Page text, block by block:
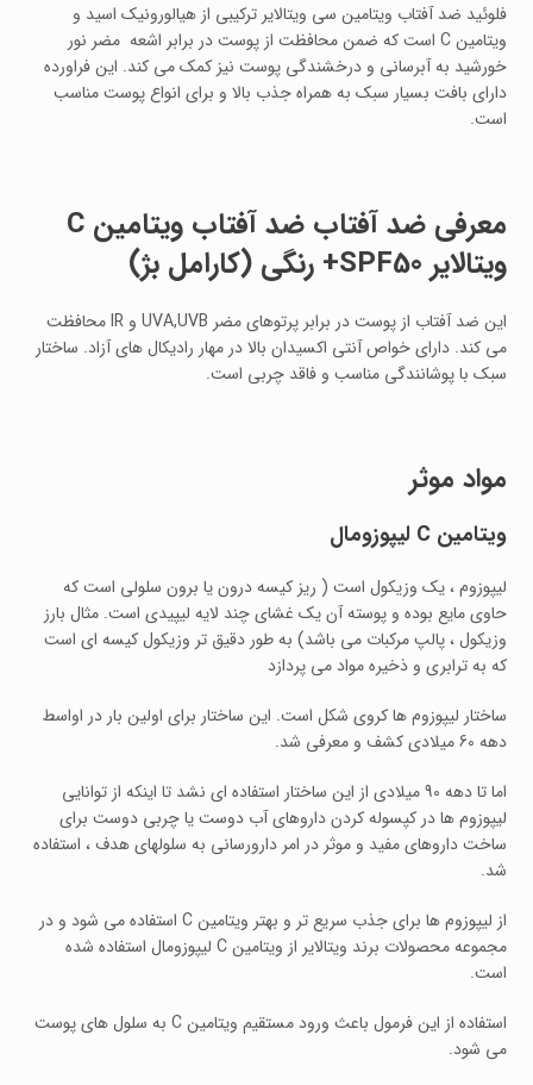
فلوئید ضد آفتاب ویتامین سی ویتالایر ترکیبی از هیالورونیک اسید و
ویتامین C است که ضمن محافظت از پوست در برابر اشعه مضر نور
خورشید به آبرسانی و درخشندگی پوست نیز کمک می کند. این فراورده
دارای بافت بسیار سبک به همراه جذب بالا و برای انواع پوست مناسب
است.
معرفی ضد آفتاب ضد آفتاب ویتامین C
ویتالایر SPF50+ رنگی (کارامل بژ)
این ضد آفتاب از پوست در برابر پرتوهای مضر UVA,UVB و IR محافظت
می کند. دارای خواص آنتی اکسیدان بالا در مهار رادیکال های آزاد. ساختار
سبک با پوشانندگی مناسب و فاقد چربی است.
مواد موثر
ویتامین C لیپوزومال
لیپوزوم ، یک وزیکول است ( ریز کیسه درون یا برون سلولی است که
حاوی مایع بوده و پوسته آن یک غشای چند لایه لیپیدی است. مثال بارز
وزیکول ، پالپ مرکبات می باشد) به طور دقیق تر وزیکول کیسه ای است
که به ترابری و ذخیره مواد می پردازد
ساختار لیپوزوم ها کروی شکل است. این ساختار برای اولین بار در اواسط
دهه 60 میلادی کشف و معرفی شد.
اما تا دهه 90 میلادی از این ساختار استفاده ای نشد تا اینکه از توانایی
لیپوزوم ها در کپسوله کردن داروهای آب دوست یا چربی دوست برای
ساخت داروهای مفید و موثر در امر دارورسانی به سلولهای هدف ، استفاده
شد.
از لیپوزوم ها برای جذب سریع تر و بهتر ویتامین C استفاده می شود و در
مجموعه محصولات برند ویتالایر از ویتامین C لیپوزومال استفاده شده
است.
استفاده از این فرمول باعث ورود مستقیم ویتامین C به سلول های پوست
می شود.